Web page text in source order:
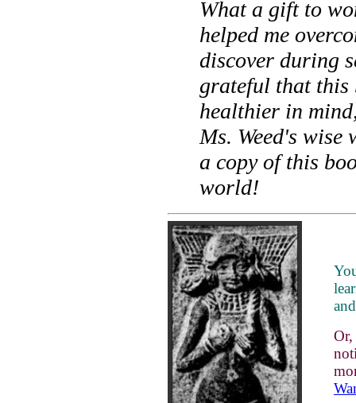
What a gift to
helped me
discover during
grateful that this
healthier in
Ms. Weed's
a copy of this
world!
Or,